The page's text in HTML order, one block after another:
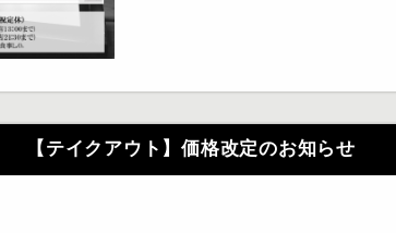
【テイクアウト】価格改定のお知らせ